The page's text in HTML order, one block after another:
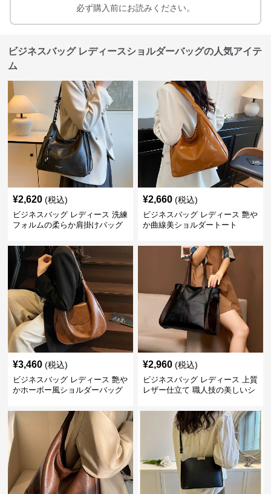
必ず購入前にお読みください。
ビジネスバッグ レディースショルダーバッグの人気アイテ
ム
¥2,620 (税込)
ビジネスバッグ レディース 洗練
フォルムの柔らか肩掛けバッグ
¥2,660 (税込)
ビジネスバッグ レディース 艶や
か曲線美ショルダートート
¥3,460 (税込)
ビジネスバッグ レディース 艶や
かホーボー風ショルダーバッグ
¥2,960 (税込)
ビジネスバッグ レディース 上質
レザー仕立て 職人技の美しいシ